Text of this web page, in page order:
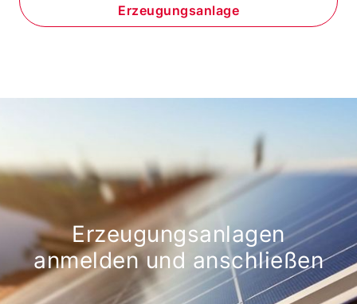
Erzeugungsanlage
Erzeugungsanlagen
anmelden und anschließen